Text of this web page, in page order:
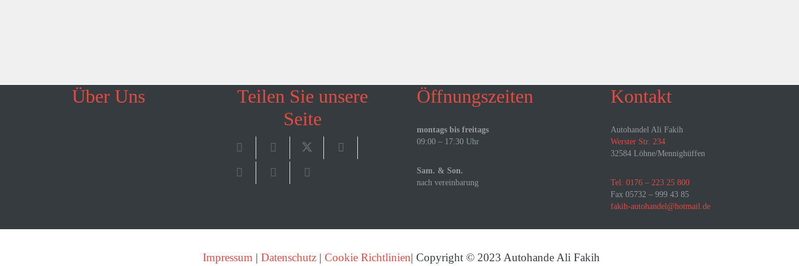
Über Uns
Teilen Sie unsere
Seite
Öffnungszeiten
montags bis freitags
09:00 – 17:30 Uhr
Sam. & Son.
nach vereinbarung
Kontakt
Autohandel Ali Fakih
Werster Str. 234
32584 Löhne/Mennighüffen
Tel. 0176 – 223 25 800
Fax 05732 – 999 43 85
fakih-autohandel@hotmail.de
Impressum | Datenschutz| Cookie Richtlinien| Copyright © 2023 Autohande Ali Fakih